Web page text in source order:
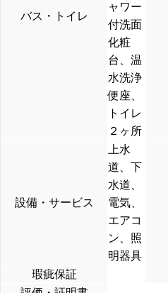
バス・トイレ
ャワー
付洗面
化粧
台、温
水洗浄
便座、
トイレ
２ヶ所
設備・サービス
上水
道、下
水道、
電気、
エアコ
ン、照
明器具
瑕疵保証